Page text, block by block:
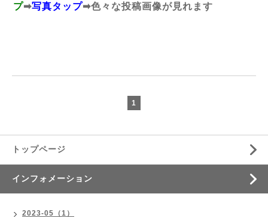
プ➡写真タップ➡色々な投稿画像が見れます
1
トップページ
インフォメーション
2023-05（1）